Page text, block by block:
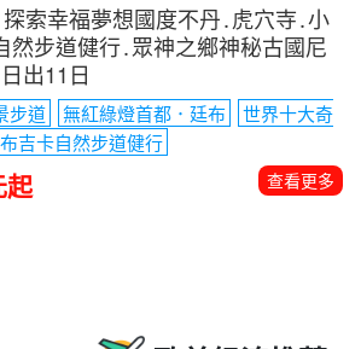
探索幸福夢想國度不丹․虎穴寺․小
然步道健行․眾神之鄉神秘古國尼
出11日
步道 無紅綠燈首都．廷布
世界十大奇
吉卡自然步道健行
起 查看更多